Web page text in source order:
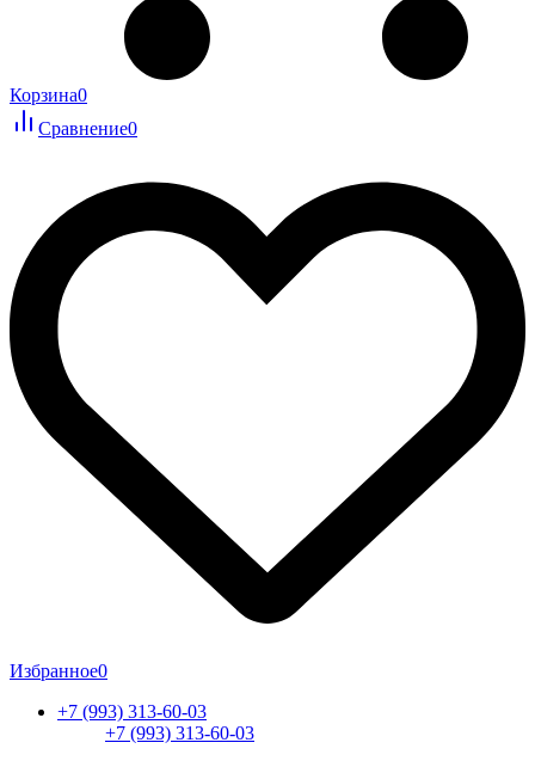
Корзина0
Сравнение0
Избранное0
+7 (993) 313-60-03
+7 (993) 313-60-03